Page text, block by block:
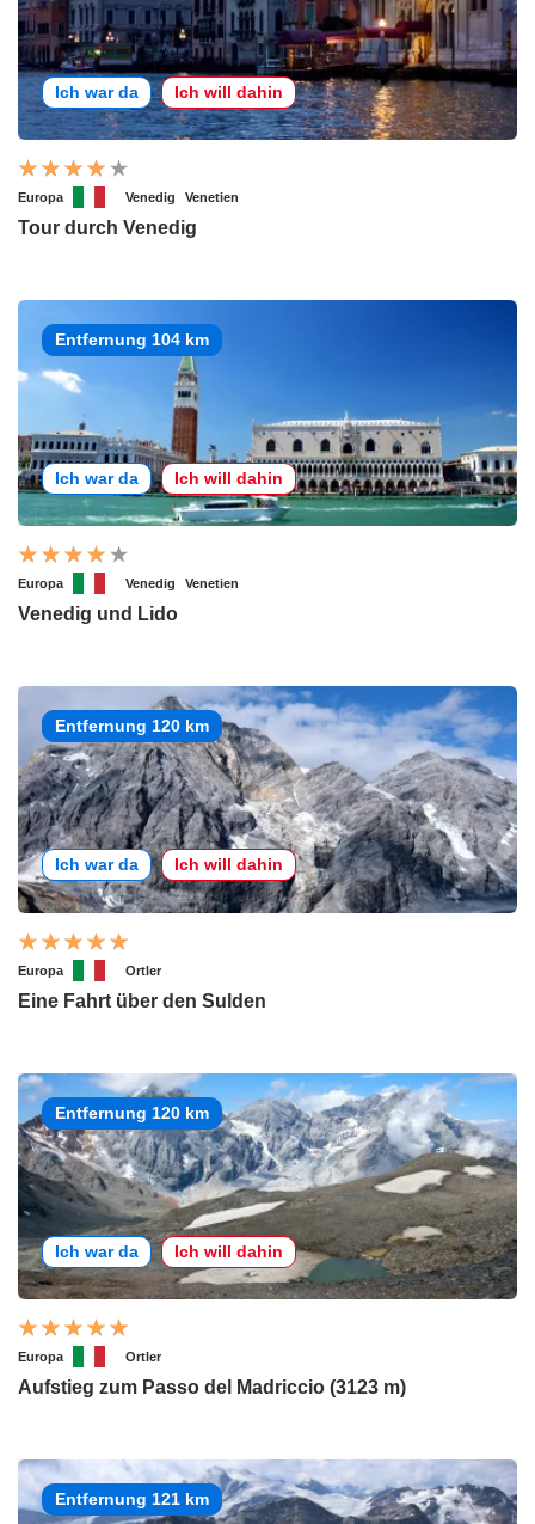
Ich war da Ich will dahin
Europa Venedig Venetien
Tour durch Venedig
Entfernung 104 km
Ich war da Ich will dahin
Europa Venedig Venetien
Venedig und Lido
Entfernung 120 km
Ich war da Ich will dahin
Europa Ortler
Eine Fahrt über den Sulden
Entfernung 120 km
Ich war da Ich will dahin
Europa Ortler
Aufstieg zum Passo del Madriccio (3123 m)
Entfernung 121 km